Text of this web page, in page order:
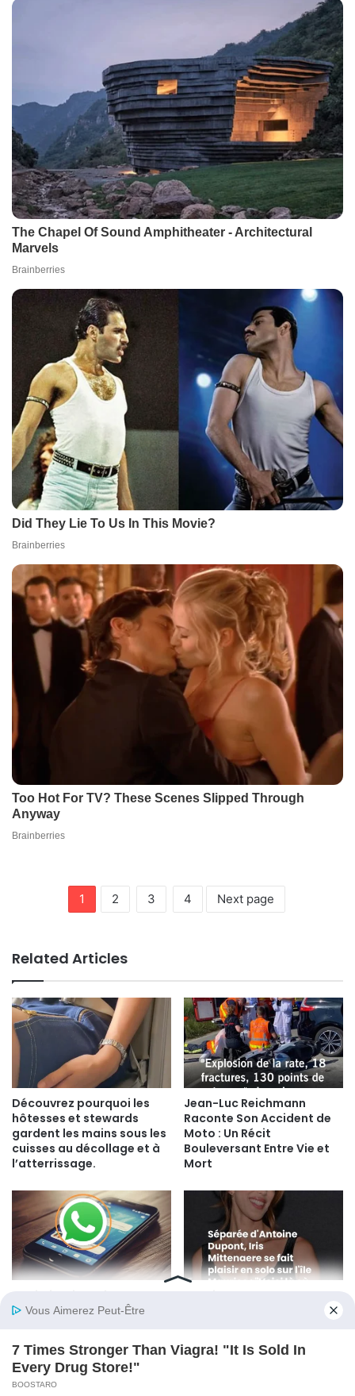
1 2 3 4 Next page
Related Articles
Découvrez pourquoi les
hôtesses et stewards
gardent les mains sous les
cuisses au décollage et à
l’atterrissage.
Jean-Luc Reichmann
Raconte Son Accident de
Moto : Un Récit
Bouleversant Entre Vie et
Mort
Premium : Guide Complet
Performances de Votre
Smartphone Haut de
Gamme
amoureux à l’Île Maurice :
France ont-elles posé leurs
valises ?